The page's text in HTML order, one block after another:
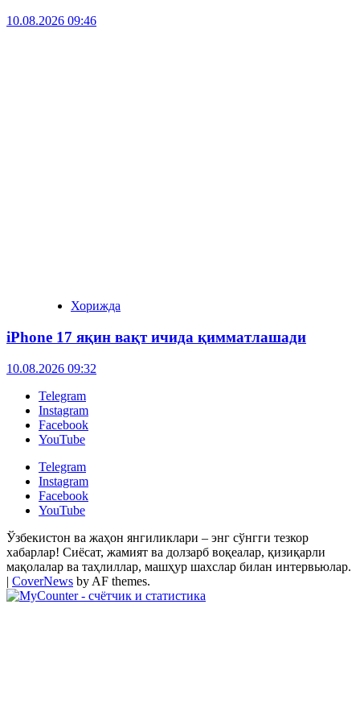
10.08.2026 09:46
Хорижда
iPhone 17 яқин вақт ичида қимматлашади
10.08.2026 09:32
Telegram
Instagram
Facebook
YouTube
Telegram
Instagram
Facebook
YouTube
Ўзбекистон ва жаҳон янгиликлари – энг сўнгги тезкор
хабарлар! Сиёсат, жамият ва долзарб воқеалар, қизиқарли
мақолалар ва таҳлиллар, машҳур шахслар билан интервьюлар.
| CoverNews by AF themes.